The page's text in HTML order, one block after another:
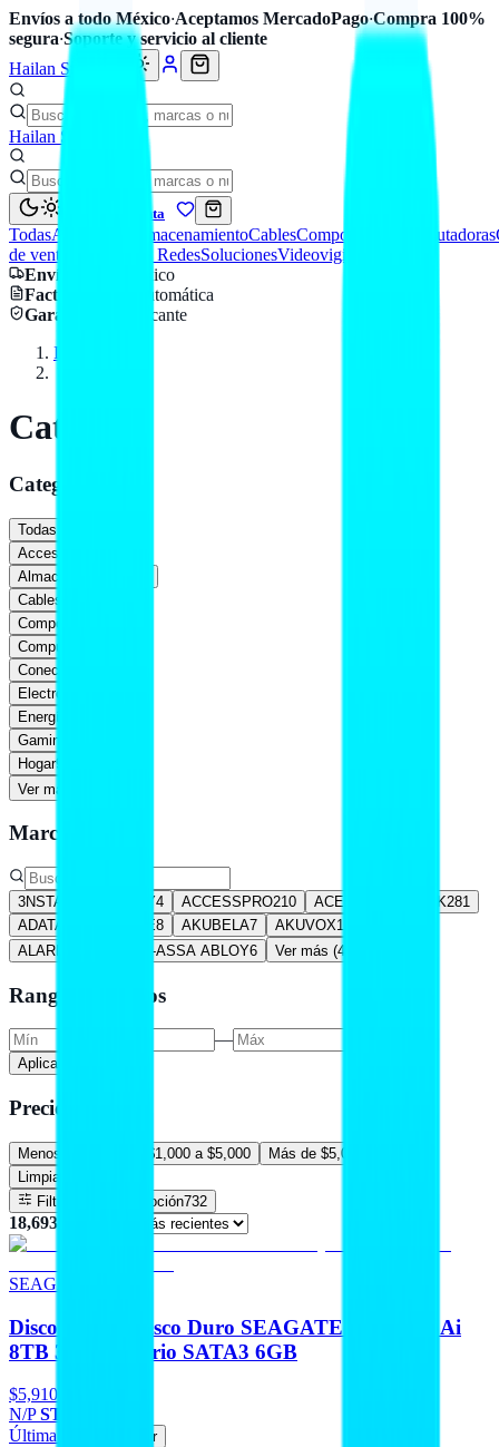
Envíos a todo México·Aceptamos MercadoPago·Compra 100%
segura·Soporte y servicio al cliente
Hailan Store
Hailan Store
Mi cuenta
TodasAccesorios AlmacenamientoCablesComponentes Computadoras
de venta
Seguridad y RedesSolucionesVideovigilancia
Envío
a todo México
Factura CFDI
automática
Garantía
de fabricante
Inicio
Catálogo
Categorías
Todas
Accesorios
Almacenamiento
Cables
Componentes
Computadoras
Conectividad
Electrónica
Energía
Gaming
Hogar93
Ver más (
Marca
3NSTAR ABLOY4 ACCESSPRO210 ACER ACTECK281
ADATA
AFORE8 AKUBELA7 AKUVOX13
ALARM CONTROLS-ASSA ABLOY6 Ver más (461
Rango de precios
—
Aplicar precio
Precios
Menos de $1,000 $1,000 a $5,000
Más de $5,000
Limpiar filtros
Filtros
En promoción732
18,693
SEAGATE
Discos Duros Disco Duro SEAGATE Skyhawk Ai
8TB 3.5 Escritorio SATA3 6GB
$5,910
N/PST8000VE001
Última pieza
Agregar